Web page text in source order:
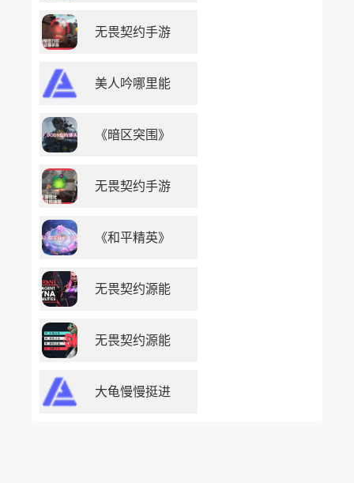
无畏契约手游
美人吟哪里能
《暗区突围》
无畏契约手游
《和平精英》
无畏契约源能
无畏契约源能
大龟慢慢挺进